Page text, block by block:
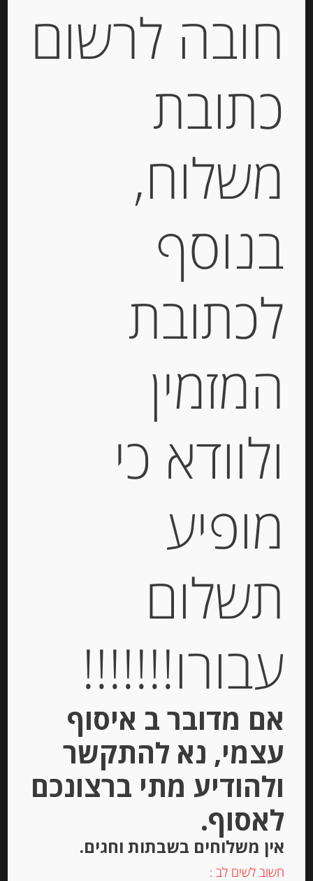
“Ficacci”
39.00
הוספה לסל
Stock
נאפולי – “Ficacci”
34.00
יחידות
הוספה לסל
זיתים שחורים טבעיים בנוסח אמיליה
רומנה – “Ficacci”
חובה לרשום
כתובת
משלוח,
בנוסף
לכתובת
המזמין
ולוודא כי
מופיע
תשלום
עבורו!!!!!!!
אם מדובר ב איסוף
עצמי, נא להתקשר
ולהודיע מתי ברצונכם
לאסוף.
אין משלוחים בשבתות וחגים.
חשוב לשים לב :